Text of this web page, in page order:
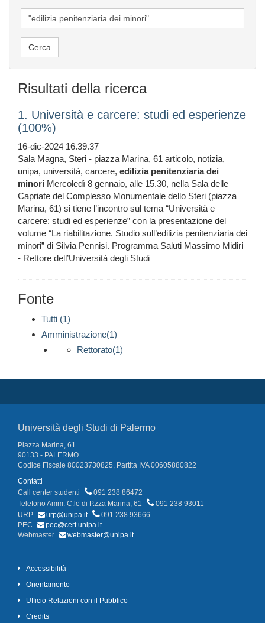
Risultati della ricerca
1. Università e carcere: studi ed esperienze
(100%)
16-dic-2024 16.39.37
Sala Magna, Steri - piazza Marina, 61 articolo, notizia,
unipa, università, carcere, edilizia penitenziaria dei
minori Mercoledì 8 gennaio, alle 15.30, nella Sala delle
Capriate del Complesso Monumentale dello Steri (piazza
Marina, 61) si tiene l’incontro sul tema “Università e
carcere: studi ed esperienze” con la presentazione del
volume “La riabilitazione. Studio sull’edilizia penitenziaria dei
minori” di Silvia Pennisi. Programma Saluti Massimo Midiri
- Rettore dell’Università degli Studi
Fonte
Tutti (1)
Amministrazione(1)
Rettorato(1)
Università degli Studi di Palermo
Piazza Marina, 61
90133 - PALERMO
Codice Fiscale 80023730825, Partita IVA 00605880822
Contatti
Call center studenti
091 238 86472
Telefono Amm. C.le di P.zza Marina, 61
091 238 93011
URP
urp@unipa.it
091 238 93666
PEC
pec@cert.unipa.it
Webmaster
webmaster@unipa.it
Accessibilità
Orientamento
Ufficio Relazioni con il Pubblico
Credits